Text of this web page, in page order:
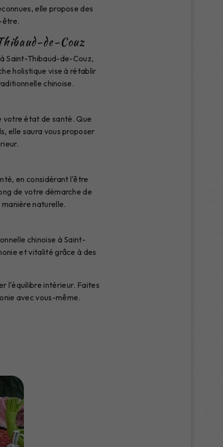
elle propose des
être.
de-Couz
Saint-Thibaud-de-Couz,
holistique vise à rétablir
chinoise.
votre état de santé. Que
elle saura vous proposer
en considérant l'être
de votre démarche de
naturelle.
chinoise à Saint-
et vitalité grâce à des
l'équilibre intérieur. Faites
avec vous-même.